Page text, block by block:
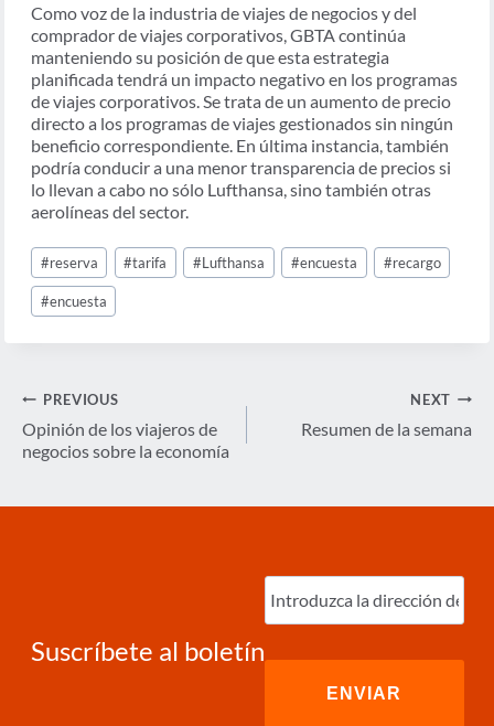
Como voz de la industria de viajes de negocios y del
comprador de viajes corporativos, GBTA continúa
manteniendo su posición de que esta estrategia
planificada tendrá un impacto negativo en los programas
de viajes corporativos. Se trata de un aumento de precio
directo a los programas de viajes gestionados sin ningún
beneficio correspondiente. En última instancia, también
podría conducir a una menor transparencia de precios si
lo llevan a cabo no sólo Lufthansa, sino también otras
aerolíneas del sector.
Post
Tags:
#reserva #tarifa #Lufthansa #encuesta #recargo
#encuesta
Navegación
de
entradas
PREVIOUS
Opinión de los viajeros de
negocios sobre la economía
NEXT
Resumen de la semana
Suscríbete al boletín
Ingrese
correo
electrónico